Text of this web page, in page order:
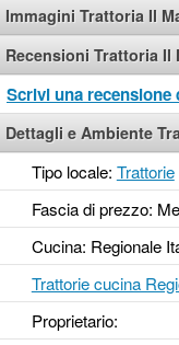
Immagini Trattoria Il
Recensioni Trattoria Il
Scrivi una recensione
Dettagli e Ambiente
Tipo locale: Trattorie
Fascia di prezzo:
Cucina: Regionale
Trattorie cucina
Proprietario: